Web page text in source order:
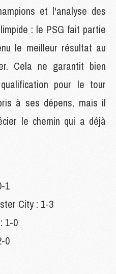
et l'analyse des
: le PSG fait partie
le meilleur résultat au
Cela ne garantit bien
pour le tour
à ses dépens, mais il
le chemin qui a déjà
1
City : 1-3
1-0
0